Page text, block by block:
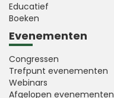
Educatief
Boeken
Evenementen
Congressen
Trefpunt evenementen
Webinars
Afgelopen evenementen